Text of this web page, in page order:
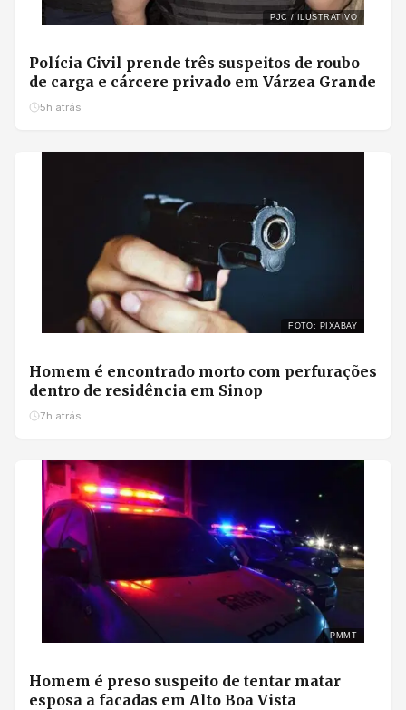
PJC / ILUSTRATIVO
Polícia Civil prende três suspeitos de roubo
de carga e cárcere privado em Várzea Grande
5h atrás
FOTO: PIXABAY
Homem é encontrado morto com perfurações
dentro de residência em Sinop
7h atrás
PMMT
Homem é preso suspeito de tentar matar
esposa a facadas em Alto Boa Vista